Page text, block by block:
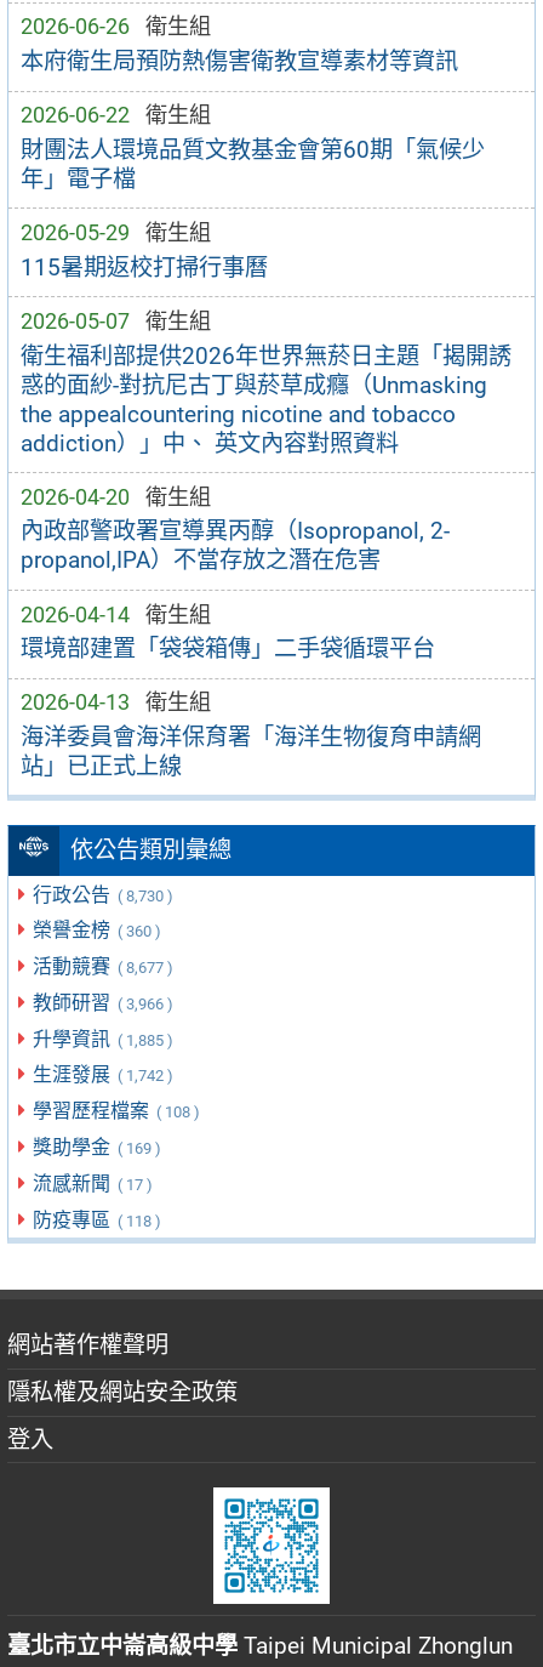
2026-06-26 衛生組
本府衛生局預防熱傷害衛教宣導素材等資訊
2026-06-22 衛生組
財團法人環境品質文教基金會第60期「氣候少
年」電子檔
2026-05-29 衛生組
115暑期返校打掃行事曆
2026-05-07 衛生組
衛生福利部提供2026年世界無菸日主題「揭開誘
惑的面紗-對抗尼古丁與菸草成癮（Unmasking
the appealcountering nicotine and tobacco
addiction）」中、 英文內容對照資料
2026-04-20 衛生組
內政部警政署宣導異丙醇（Isopropanol, 2-
propanol,IPA）不當存放之潛在危害
2026-04-14 衛生組
環境部建置「袋袋箱傳」二手袋循環平台
2026-04-13 衛生組
海洋委員會海洋保育署「海洋生物復育申請網
站」已正式上線
依公告類別彙總
行政公告 ( 8,730 )
榮譽金榜 ( 360 )
活動競賽 ( 8,677 )
教師研習 ( 3,966 )
升學資訊 ( 1,885 )
生涯發展 ( 1,742 )
學習歷程檔案 ( 108 )
獎助學金 ( 169 )
流感新聞 ( 17 )
防疫專區 ( 118 )
網站著作權聲明
隱私權及網站安全政策
登入
臺北市立中崙高級中學 Taipei Municipal Zhonglun